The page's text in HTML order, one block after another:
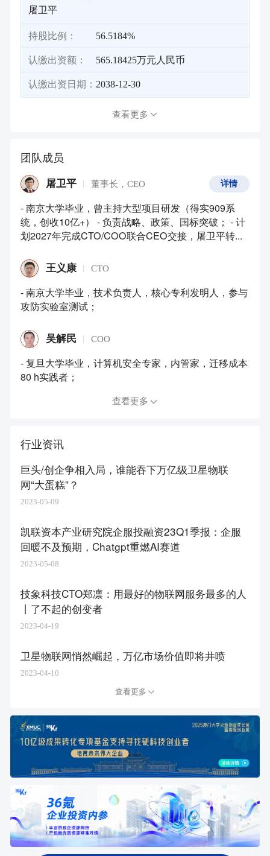
屠卫平
持股比例： 56.5184%
认缴出资额： 565.18425万元人民币
认缴出资日期： 2038-12-30
查看更多
团队成员
屠卫平 董事长，CEO
- 南京大学毕业，曾主持大型项目研发（得实909系
统，创收10亿+） - 负责战略、政策、国标突破； - 计
划2027年完成CTO/COO联合CEO交接，屠卫平转...
详情
王义康 CTO
- 南京大学毕业，技术负责人，核心专利发明人，参与
攻防实验室测试；
吴解民 COO
- 复旦大学毕业，计算机安全专家，内管家，迁移成本
80 h实践者；
查看更多
行业资讯
巨头/创企争相入局，谁能吞下万亿级卫星物联
网“大蛋糕”？
2023-05-09
凯联资本产业研究院企服投融资23Q1季报：企服
回暖不及预期，Chatgpt重燃AI赛道
2023-05-08
技象科技CTO郑凛：用最好的物联网服务最多的人
丨了不起的创变者
2023-04-19
卫星物联网悄然崛起，万亿市场价值即将井喷
2023-04-10
查看更多